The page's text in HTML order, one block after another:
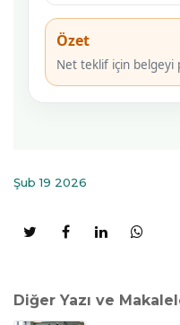
Özet
Net teklif için belgeyi
Şub 19 2026
Diğer Yazı ve